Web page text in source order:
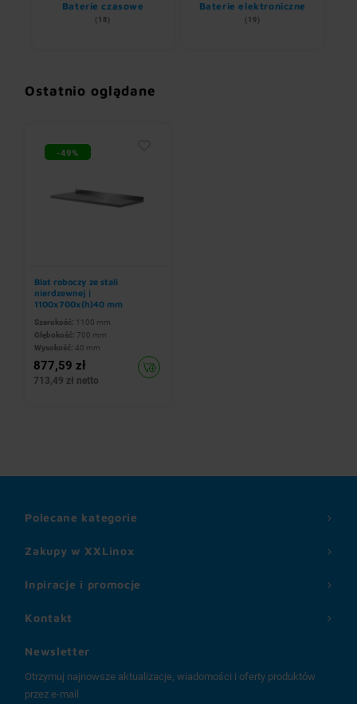
Baterie czasowe
(18)
Baterie elektroniczne
(19)
Ostatnio oglądane
-49%
Blat roboczy ze stali
nierdzewnej |
1100x700x(h)40 mm
Szerokość: 1100 mm
Głębokość: 700 mm
Wysokość: 40 mm
877,59 zł
713,49 zł netto
Zakupy w XXLinox
Inpiracje i promocje
Polecane kategorie
Kontakt
Newsletter
Otrzymuj najnowsze aktualizacje, wiadomości i oferty produktów
przez e-mail